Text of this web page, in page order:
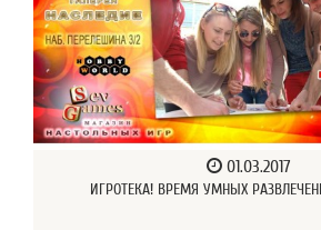
01.03.2017
ИГРОТЕКА! ВРЕМЯ УМНЫХ